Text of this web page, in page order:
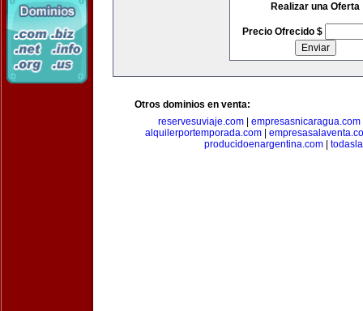
Realizar una Oferta
Precio Ofrecido $
Otros dominios en venta:
reservesuviaje.com| empresasnicaragua.com
alquilerportemporada.com
producidoenargentina.com